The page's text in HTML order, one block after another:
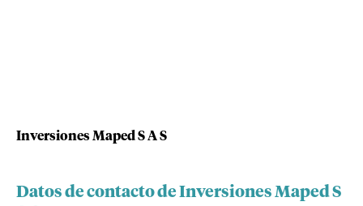
Inversiones Maped S A S
Datos de contacto de Inversiones Maped S